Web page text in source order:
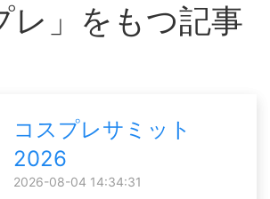
レ」をもつ記事
コスプレサミット
2026
2026-08-04 14:34:31